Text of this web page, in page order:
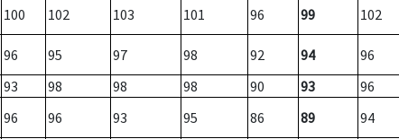
100 102 103 101 96 99 102
96 95 97 98 92 94
96
93 98 98 98 90 93
96
96 96 93 95 86 89
94